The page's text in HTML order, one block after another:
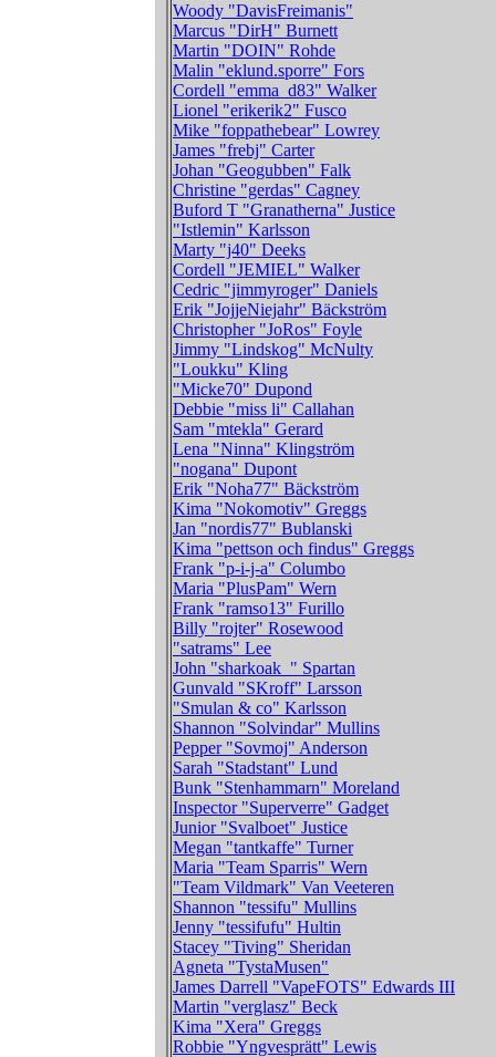
Woody "DavisFreimanis"
Marcus "DirH" Burnett
Martin "DOIN" Rohde
Malin "eklund.sporre" Fors
Cordell "emma_d83" Walker
Lionel "erikerik2" Fusco
Mike "foppathebear" Lowrey
James "frebj" Carter
Johan "Geogubben" Falk
Christine "gerdas" Cagney
Buford T "Granatherna" Justice
"Istlemin" Karlsson
Marty "j40" Deeks
Cordell "JEMIEL" Walker
Cedric "jimmyroger" Daniels
Erik "JojjeNiejahr" Bäckström
Christopher "JoRos" Foyle
Jimmy "Lindskog" McNulty
"Loukku" Kling
"Micke70" Dupond
Debbie "miss li" Callahan
Sam "mtekla" Gerard
Lena "Ninna" Klingström
"nogana" Dupont
Erik "Noha77" Bäckström
Kima "Nokomotiv" Greggs
Jan "nordis77" Bublanski
Kima "pettson och findus" Greggs
Frank "p-i-j-a" Columbo
Maria "PlusPam" Wern
Frank "ramso13" Furillo
Billy "rojter" Rosewood
"satrams" Lee
John "sharkoak_" Spartan
Gunvald "SKroff" Larsson
"Smulan & co" Karlsson
Shannon "Solvindar" Mullins
Pepper "Sovmoj" Anderson
Sarah "Stadstant" Lund
Bunk "Stenhammarn" Moreland
Inspector "Superverre" Gadget
Junior "Svalboet" Justice
Megan "tantkaffe" Turner
Maria "Team Sparris" Wern
"Team Vildmark" Van Veeteren
Shannon "tessifu" Mullins
Jenny "tessifufu" Hultin
Stacey "Tiving" Sheridan
Agneta "TystaMusen"
James Darrell "VapeFOTS" Edwards III
Martin "verglasz" Beck
Kima "Xera" Greggs
Robbie "Yngvesprätt" Lewis